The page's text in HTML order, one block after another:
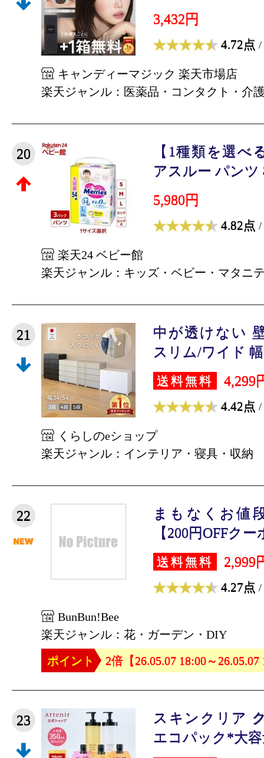
3,432円
4.72点 /
キャンディーマジック 楽天市場店
楽天ジャンル：医薬品・コンタクト・介
20
【1種類を選べ
アスルー パンツ
5,980円
4.82点 /
楽天24 ベビー館
楽天ジャンル：キッズ・ベビー・マタニ
21
中が透けない
スリム/ワイド 幅
送料無料 4,299
4.42点 /
くらしのeショップ
楽天ジャンル：インテリア・寝具・収納
22
まもなくお値
【200円OFFク
送料無料 2,999
4.27点 /
BunBun!Bee
楽天ジャンル：花・ガーデン・DIY
ポイント
2倍【26.05.07 18:00～26.05.07
23
スキンクリア
エコパック*大容